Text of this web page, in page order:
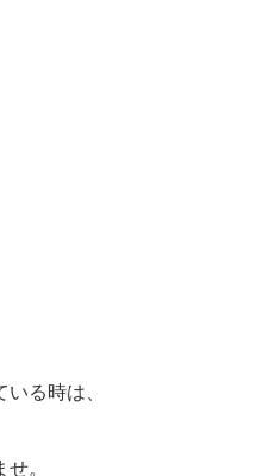
る時は、
。